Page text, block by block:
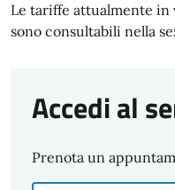
Le tariffe attualmente
sono consultabili nella
Accedi al
Prenota un